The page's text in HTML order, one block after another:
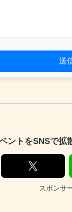
送
ントをSNSで拡
スポンサ